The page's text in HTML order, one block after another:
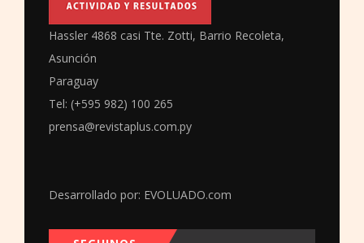
Hassler 4868 casi Tte. Zotti, Barrio Recoleta,
Asunción
Paraguay
Tel: (+595 982) 100 265
prensa@revistaplus.com.py
Desarrollado por: EVOLUADO.com